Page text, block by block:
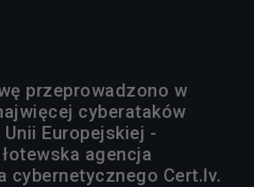
przeprowadzono w
cyberataków
Europejskiej -
agencja
cybernetycznego Cert.lv.